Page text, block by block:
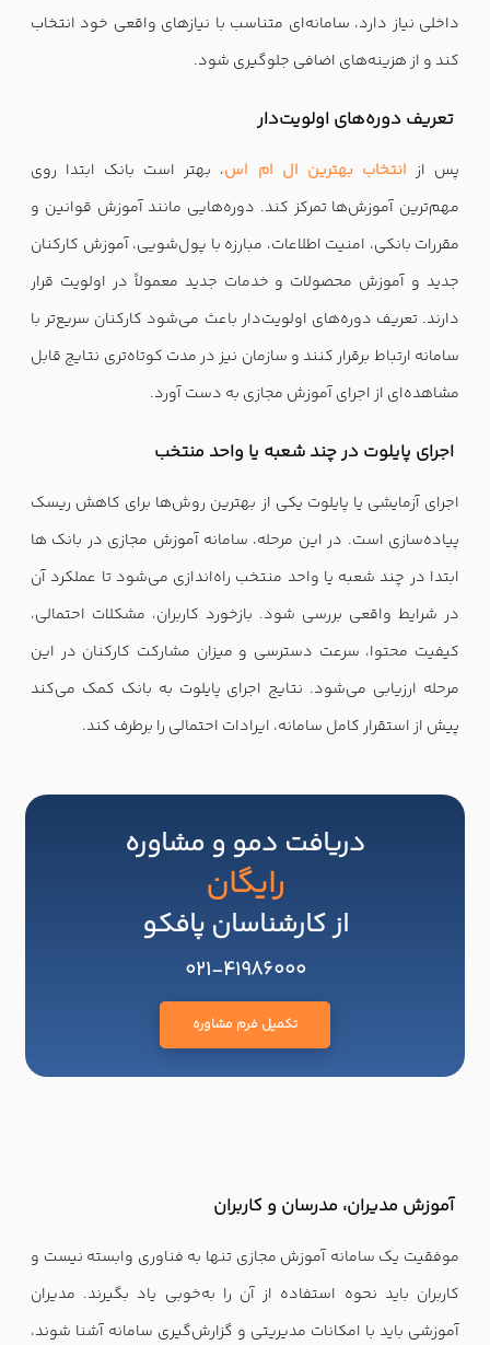
داخلی نیاز دارد، سامانه‌ای متناسب با نیازهای واقعی خود انتخاب
کند و از هزینه‌های اضافی جلوگیری شود.
تعریف دوره‌های اولویت‌دار
پس از انتخاب بهترین ال ام اس، بهتر است بانک ابتدا روی
مهم‌ترین آموزش‌ها تمرکز کند. دوره‌هایی مانند آموزش قوانین و
مقررات بانکی، امنیت اطلاعات، مبارزه با پول‌شویی، آموزش کارکنان
جدید و آموزش محصولات و خدمات جدید معمولاً در اولویت قرار
دارند. تعریف دوره‌های اولویت‌دار باعث می‌شود کارکنان سریع‌تر با
سامانه ارتباط برقرار کنند و سازمان نیز در مدت کوتاه‌تری نتایج قابل
مشاهده‌ای از اجرای آموزش مجازی به دست آورد.
اجرای پایلوت در چند شعبه یا واحد منتخب
اجرای آزمایشی یا پایلوت یکی از بهترین روش‌ها برای کاهش ریسک
پیاده‌سازی است. در این مرحله، سامانه آموزش مجازی در بانک ها
ابتدا در چند شعبه یا واحد منتخب راه‌اندازی می‌شود تا عملکرد آن
در شرایط واقعی بررسی شود. بازخورد کاربران، مشکلات احتمالی،
کیفیت محتوا، سرعت دسترسی و میزان مشارکت کارکنان در این
مرحله ارزیابی می‌شود. نتایج اجرای پایلوت به بانک کمک می‌کند
پیش از استقرار کامل سامانه، ایرادات احتمالی را برطرف کند.
دریافت دمو و مشاوره
رایگان
از کارشناسان پافکو
021-41986000
تکمیل فرم مشاوره
آموزش مدیران، مدرسان و کاربران
موفقیت یک سامانه آموزش مجازی تنها به فناوری وابسته نیست و
کاربران باید نحوه استفاده از آن را به‌خوبی یاد بگیرند. مدیران
آموزشی باید با امکانات مدیریتی و گزارش‌گیری سامانه آشنا شوند،